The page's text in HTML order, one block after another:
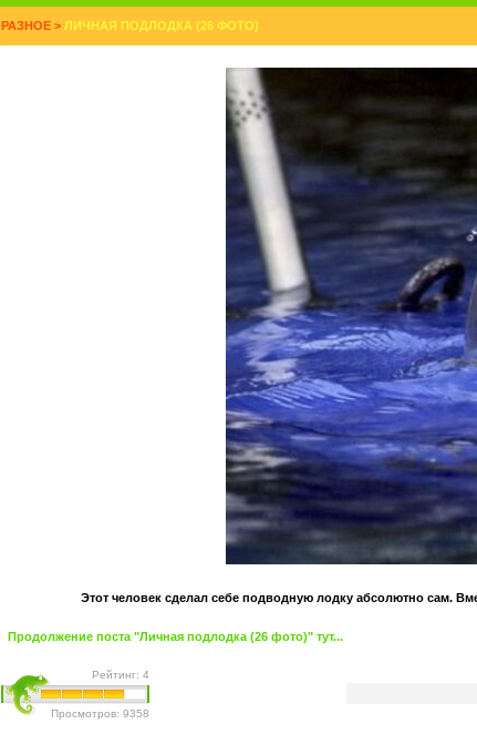
РАЗНОЕ > ЛИЧНАЯ ПОДЛОДКА (26 ФОТО)
Этот человек сделал себе подводную лодку абсолютно сам.
Продолжение поста "Личная подлодка (26 фото)" тут...
Рейтинг: 4
Просмотров: 9358